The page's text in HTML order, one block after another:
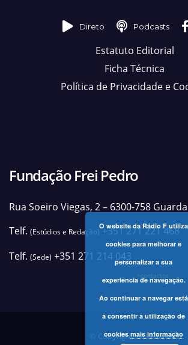
Direto Podcasts
Estatuto Editorial
Ficha Técnica
Política de Privacidade e
Fundação Frei Pedro
Rua Soeiro Viegas, 2 – 6300-758 Guarda
Telf. (Estúdios e Redação)+351 271 221 468
Telf. (Sede) +351 271 214 043
+contactos
© Copyright 2025 Rádio F
O website da Rádio F utiliza
cookies para melhorar e
personalizar a sua
experiência de navegação.
Ao continuar a navegar está
a consentir a utilização de
cookiesmais informação